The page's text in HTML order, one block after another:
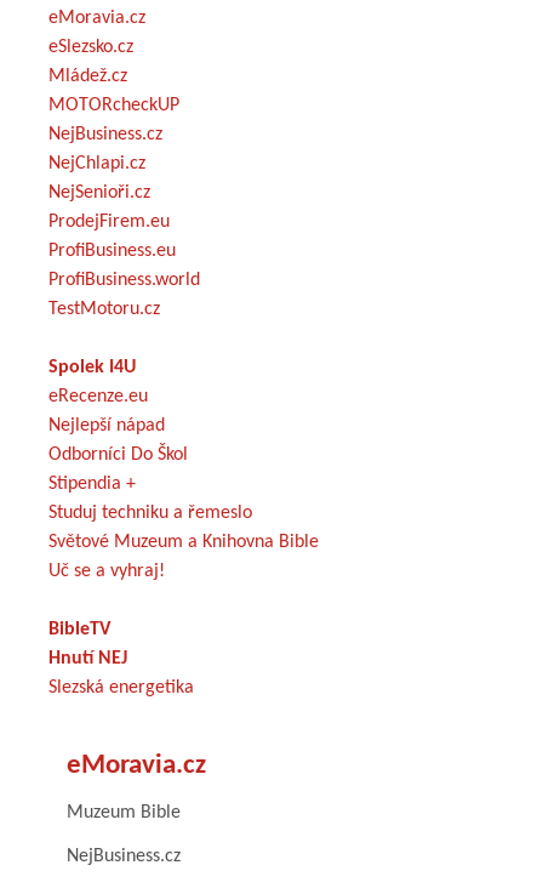
eMoravia.cz
eSlezsko.cz
Mládež.cz
MOTORcheckUP
NejBusiness.cz
NejChlapi.cz
NejSenioři.cz
ProdejFirem.eu
ProfiBusiness.eu
ProfiBusiness.world
TestMotoru.cz
Spolek I4U
eRecenze.eu
Nejlepší nápad
Odborníci Do Škol
Stipendia +
Studuj techniku a řemeslo
Světové Muzeum a Knihovna Bible
Uč se a vyhraj!
BibleTV
Hnutí NEJ
Slezská energetika
eMoravia.cz
Muzeum Bible
NejBusiness.cz